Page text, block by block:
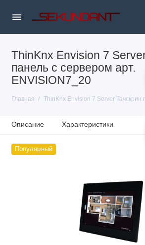
ThinKnx Envision 7
панель с сервером арт.
ENVISION7_20
Главная ThinKnx Envision 7 Server Тачскрин
Описание Характеристики
Популярный